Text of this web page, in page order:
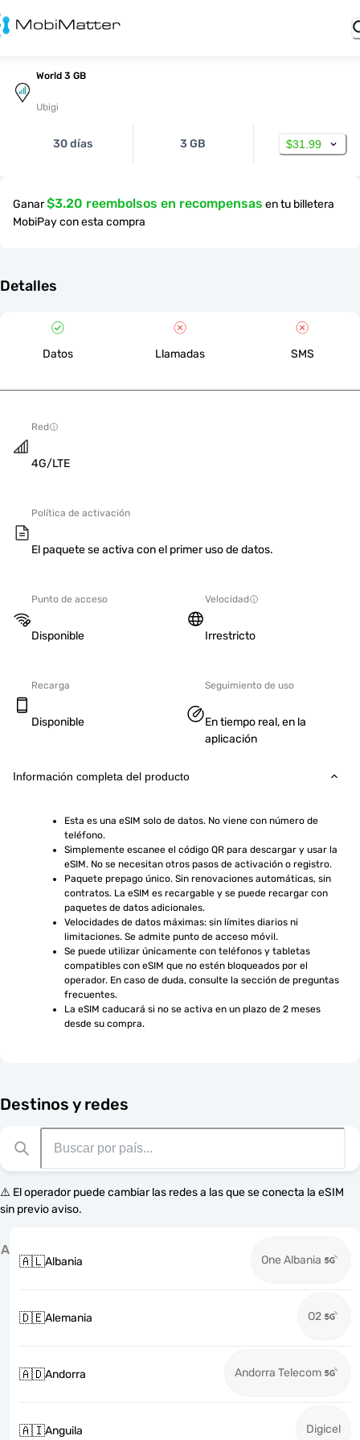
World 3 GB
Ubigi
30 días 3 GB $31.99
Ganar$3.20 reembolsos en recompensas en tu billetera
MobiPay con esta compra
Detalles
Datos Llamadas SMS
Red
4G/LTE
Política de activación
El paquete se activa con el primer uso de datos.
Punto de acceso
Disponible
Velocidad
Irrestricto
Recarga
Disponible
Seguimiento de uso
En tiempo real, en la
aplicación
Información completa del producto
Esta es una eSIM solo de datos. No viene con número de
teléfono.
Simplemente escanee el código QR para descargar y usar la
eSIM. No se necesitan otros pasos de activación o registro.
Paquete prepago único. Sin renovaciones automáticas, sin
contratos. La eSIM es recargable y se puede recargar con
paquetes de datos adicionales.
Velocidades de datos máximas: sin límites diarios ni
limitaciones. Se admite punto de acceso móvil.
Se puede utilizar únicamente con teléfonos y tabletas
compatibles con eSIM que no estén bloqueados por el
operador. En caso de duda, consulte la sección de preguntas
frecuentes.
La eSIM caducará si no se activa en un plazo de 2 meses
desde su compra.
Destinos y redes
⚠️ El operador puede cambiar las redes a las que se conecta la eSIM
sin previo aviso.
A
🇦🇱Albania One Albania
🇩🇪Alemania O2
🇦🇩Andorra Andorra Telecom
🇦🇮Anguila Digicel